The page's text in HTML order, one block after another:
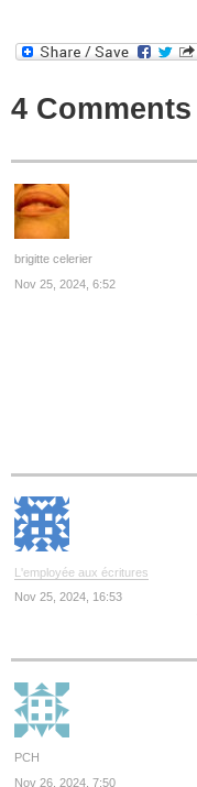
4 Comments
brigitte celerier
Nov 25, 2024, 6:52
L'employée aux écritures
Nov 25, 2024, 16:53
PCH
Nov 26, 2024, 7:50